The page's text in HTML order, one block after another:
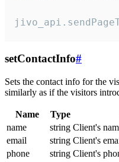
setContactInfo#
Sets the contact info for the
similarly as if the visitors
Name Type
name
string Client's
email
string Client's
phone
string Client's